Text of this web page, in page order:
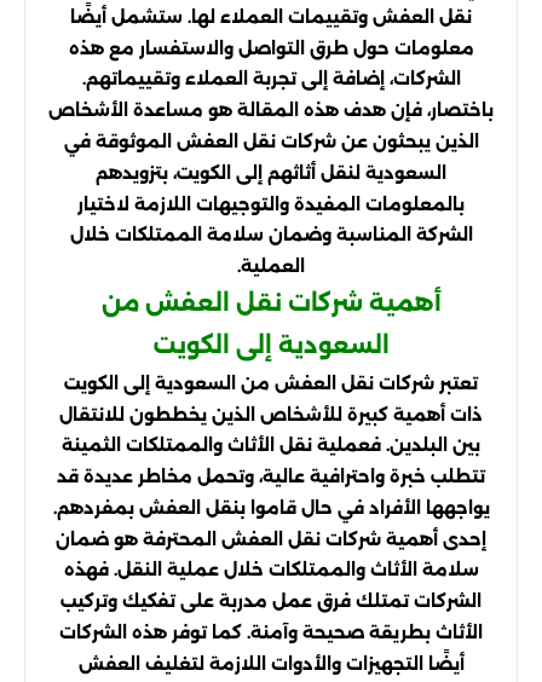
نقل العفش وتقييمات العملاء لها. ستشمل أيضًا
معلومات حول طرق التواصل والاستفسار مع هذه
الشركات، إضافة إلى تجربة العملاء وتقييماتهم.
باختصار، فإن هدف هذه المقالة هو مساعدة الأشخاص
الذين يبحثون عن شركات نقل العفش الموثوقة في
السعودية لنقل أثاثهم إلى الكويت، بتزويدهم
بالمعلومات المفيدة والتوجيهات اللازمة لاختيار
الشركة المناسبة وضمان سلامة الممتلكات خلال
العملية.
أهمية شركات نقل العفش من
السعودية إلى الكويت
تعتبر شركات نقل العفش من السعودية إلى الكويت
ذات أهمية كبيرة للأشخاص الذين يخططون للانتقال
بين البلدين. فعملية نقل الأثاث والممتلكات الثمينة
تتطلب خبرة واحترافية عالية، وتحمل مخاطر عديدة قد
يواجهها الأفراد في حال قاموا بنقل العفش بمفردهم.
إحدى أهمية شركات نقل العفش المحترفة هو ضمان
سلامة الأثاث والممتلكات خلال عملية النقل. فهذه
الشركات تمتلك فرق عمل مدربة على تفكيك وتركيب
الأثاث بطريقة صحيحة وآمنة. كما توفر هذه الشركات
أيضًا التجهيزات والأدوات اللازمة لتغليف العفش